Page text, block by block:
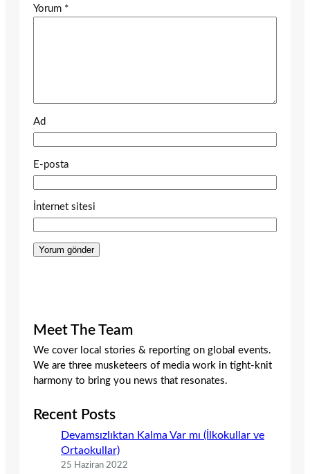
Yorum *
Ad
E-posta
İnternet sitesi
Meet The Team
We cover local stories & reporting on global events.
We are three musketeers of media work in tight-knit
harmony to bring you news that resonates.
Recent Posts
Devamsızlıktan Kalma Var mı (İlkokullar ve
Ortaokullar)
25 Haziran 2022